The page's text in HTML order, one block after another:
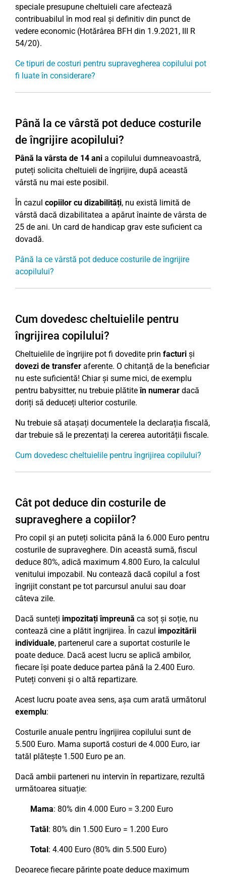
speciale presupune cheltuieli care afectează
contribuabilul în mod real și definitiv din punct de
vedere economic (Hotărârea BFH din 1.9.2021, III R
54/20).
Ce tipuri de costuri pentru supravegherea copilului pot
fi luate în considerare?
Până la ce vârstă pot deduce costurile
de îngrijire acopilului?
Până la vârsta de 14 ani a copilului dumneavoastră,
puteți solicita cheltuieli de îngrijire, după această
vârstă nu mai este posibil.
În cazul copiilor cu dizabilități, nu există limită de
vârstă dacă dizabilitatea a apărut înainte de vârsta de
25 de ani. Un card de handicap grav este suficient ca
dovadă.
Până la ce vârstă pot deduce costurile de îngrijire
acopilului?
Cum dovedesc cheltuielile pentru
îngrijirea copilului?
Cheltuielile de îngrijire pot fi dovedite prin facturi și
dovezi de transfer aferente. O chitanță de la beneficiar
nu este suficientă! Chiar și sume mici, de exemplu
pentru babysitter, nu trebuie plătiteîn numerar dacă
doriți să deduceți ulterior costurile.
Nu trebuie să atașați documentele la declarația fiscală,
dar trebuie să le prezentați la cererea autorității fiscale.
Cum dovedesc cheltuielile pentru îngrijirea copilului?
Cât pot deduce din costurile de
supraveghere a copiilor?
Pro copil și an puteți solicita până la 6.000 Euro pentru
costurile de supraveghere. Din această sumă, fiscul
deduce 80%, adică maximum 4.800 Euro, la calculul
venitului impozabil. Nu contează dacă copilul a fost
îngrijit constant pe tot parcursul anului sau doar
câteva zile.
Dacă sunteți impozitați împreună ca soț și soție, nu
contează cine a plătit îngrijirea. În cazul impozitării
individuale, partenerul care a suportat costurile le
poate deduce. Dacă acest lucru se aplică ambilor,
fiecare își poate deduce partea până la 2.400 Euro.
Puteți conveni și o altă repartizare.
Acest lucru poate avea sens, așa cum arată următorul
exemplu:
Costurile anuale pentru îngrijirea copilului sunt de
5.500 Euro. Mama suportă costuri de 4.000 Euro, iar
tatăl plătește 1.500 Euro pe an.
Dacă ambii parteneri nu intervin în repartizare, rezultă
următoarea situație:
Mama: 80% din 4.000 Euro = 3.200 Euro
Tatăl: 80% din 1.500 Euro = 1.200 Euro
Total: 4.400 Euro (80% din 5.500 Euro)
Deoarece fiecare părinte poate deduce maximum